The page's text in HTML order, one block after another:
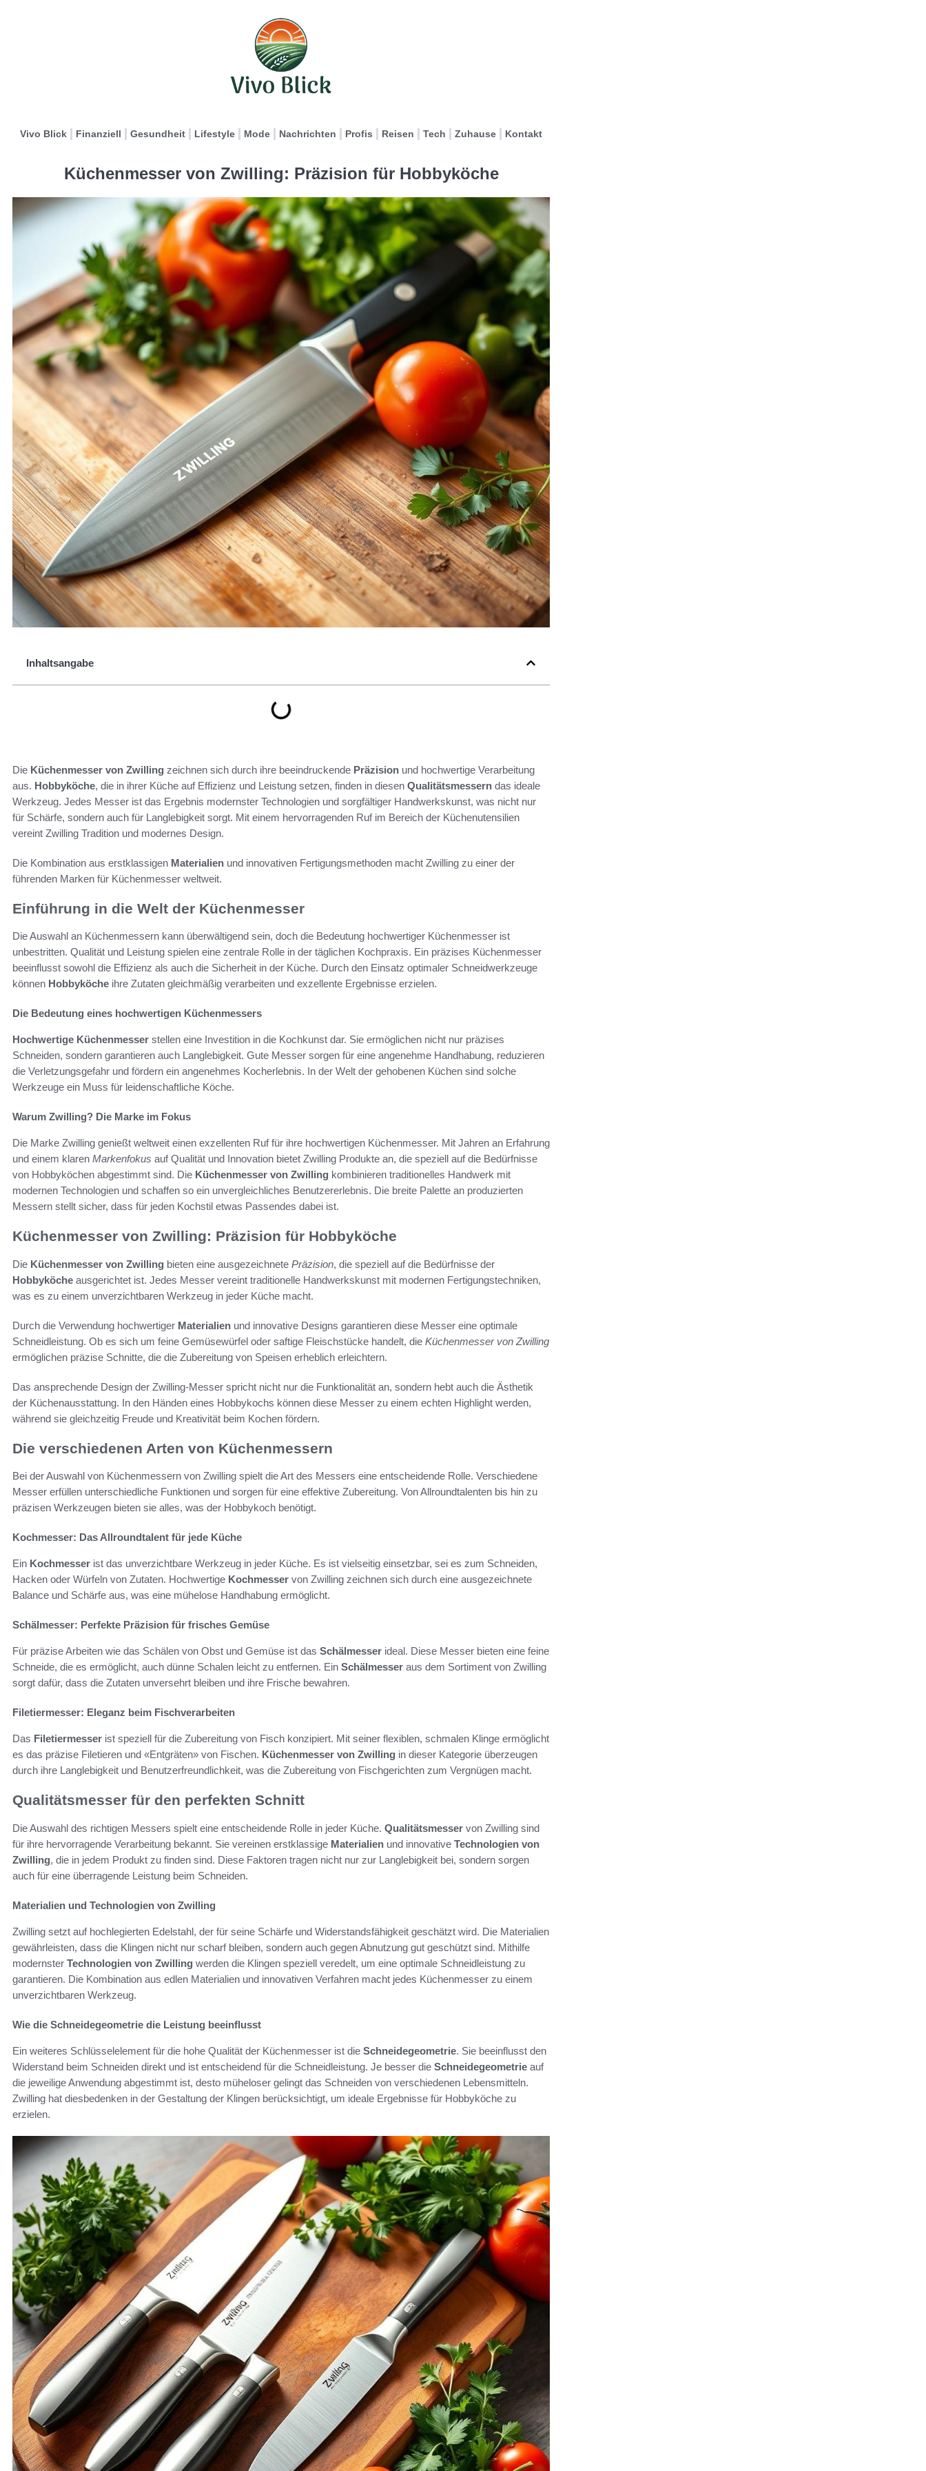
Vivo Blick Finanziell Gesundheit Lifestyle Mode Nachrichten Profis Reisen Tech Zuhause Kontakt
Küchenmesser von Zwilling: Präzision für Hobbyköche
Inhaltsangabe
Die Küchenmesser von Zwilling zeichnen sich durch ihre beeindruckende Präzision und hochwertige Verarbeitung
aus. Hobbyköche, die in ihrer Küche auf Effizienz und Leistung setzen, finden in diesen Qualitätsmessern das ideale
Werkzeug. Jedes Messer ist das Ergebnis modernster Technologien und sorgfältiger Handwerkskunst, was nicht nur
für Schärfe, sondern auch für Langlebigkeit sorgt. Mit einem hervorragenden Ruf im Bereich der Küchenutensilien
vereint Zwilling Tradition und modernes Design.
Die Kombination aus erstklassigen Materialien und innovativen Fertigungsmethoden macht Zwilling zu einer der
führenden Marken für Küchenmesser weltweit.
Einführung in die Welt der Küchenmesser
Die Auswahl an Küchenmessern kann überwältigend sein, doch die Bedeutung hochwertiger Küchenmesser ist
unbestritten. Qualität und Leistung spielen eine zentrale Rolle in der täglichen Kochpraxis. Ein präzises Küchenmesser
beeinflusst sowohl die Effizienz als auch die Sicherheit in der Küche. Durch den Einsatz optimaler Schneidwerkzeuge
können Hobbyköche ihre Zutaten gleichmäßig verarbeiten und exzellente Ergebnisse erzielen.
Die Bedeutung eines hochwertigen Küchenmessers
Hochwertige Küchenmesser stellen eine Investition in die Kochkunst dar. Sie ermöglichen nicht nur präzises
Schneiden, sondern garantieren auch Langlebigkeit. Gute Messer sorgen für eine angenehme Handhabung, reduzieren
die Verletzungsgefahr und fördern ein angenehmes Kocherlebnis. In der Welt der gehobenen Küchen sind solche
Werkzeuge ein Muss für leidenschaftliche Köche.
Warum Zwilling? Die Marke im Fokus
Die Marke Zwilling genießt weltweit einen exzellenten Ruf für ihre hochwertigen Küchenmesser. Mit Jahren an Erfahrung
und einem klaren Markenfokus auf Qualität und Innovation bietet Zwilling Produkte an, die speziell auf die Bedürfnisse
von Hobbyköchen abgestimmt sind. Die Küchenmesser von Zwilling kombinieren traditionelles Handwerk mit
modernen Technologien und schaffen so ein unvergleichliches Benutzererlebnis. Die breite Palette an produzierten
Messern stellt sicher, dass für jeden Kochstil etwas Passendes dabei ist.
Küchenmesser von Zwilling: Präzision für Hobbyköche
Die Küchenmesser von Zwilling bieten eine ausgezeichnete Präzision, die speziell auf die Bedürfnisse der
Hobbyköche ausgerichtet ist. Jedes Messer vereint traditionelle Handwerkskunst mit modernen Fertigungstechniken,
was es zu einem unverzichtbaren Werkzeug in jeder Küche macht.
Durch die Verwendung hochwertiger Materialien und innovative Designs garantieren diese Messer eine optimale
Schneidleistung. Ob es sich um feine Gemüsewürfel oder saftige Fleischstücke handelt, die Küchenmesser von Zwilling
ermöglichen präzise Schnitte, die die Zubereitung von Speisen erheblich erleichtern.
Das ansprechende Design der Zwilling-Messer spricht nicht nur die Funktionalität an, sondern hebt auch die Ästhetik
der Küchenausstattung. In den Händen eines Hobbykochs können diese Messer zu einem echten Highlight werden,
während sie gleichzeitig Freude und Kreativität beim Kochen fördern.
Die verschiedenen Arten von Küchenmessern
Bei der Auswahl von Küchenmessern von Zwilling spielt die Art des Messers eine entscheidende Rolle. Verschiedene
Messer erfüllen unterschiedliche Funktionen und sorgen für eine effektive Zubereitung. Von Allroundtalenten bis hin zu
präzisen Werkzeugen bieten sie alles, was der Hobbykoch benötigt.
Kochmesser: Das Allroundtalent für jede Küche
Ein Kochmesser ist das unverzichtbare Werkzeug in jeder Küche. Es ist vielseitig einsetzbar, sei es zum Schneiden,
Hacken oder Würfeln von Zutaten. Hochwertige Kochmesser von Zwilling zeichnen sich durch eine ausgezeichnete
Balance und Schärfe aus, was eine mühelose Handhabung ermöglicht.
Schälmesser: Perfekte Präzision für frisches Gemüse
Für präzise Arbeiten wie das Schälen von Obst und Gemüse ist das Schälmesser ideal. Diese Messer bieten eine feine
Schneide, die es ermöglicht, auch dünne Schalen leicht zu entfernen. Ein Schälmesser aus dem Sortiment von Zwilling
sorgt dafür, dass die Zutaten unversehrt bleiben und ihre Frische bewahren.
Filetiermesser: Eleganz beim Fischverarbeiten
Das Filetiermesser ist speziell für die Zubereitung von Fisch konzipiert. Mit seiner flexiblen, schmalen Klinge ermöglicht
es das präzise Filetieren und «Entgräten» von Fischen. Küchenmesser von Zwilling in dieser Kategorie überzeugen
durch ihre Langlebigkeit und Benutzerfreundlichkeit, was die Zubereitung von Fischgerichten zum Vergnügen macht.
Qualitätsmesser für den perfekten Schnitt
Die Auswahl des richtigen Messers spielt eine entscheidende Rolle in jeder Küche. Qualitätsmesser von Zwilling sind
für ihre hervorragende Verarbeitung bekannt. Sie vereinen erstklassige Materialien und innovative Technologien von
Zwilling, die in jedem Produkt zu finden sind. Diese Faktoren tragen nicht nur zur Langlebigkeit bei, sondern sorgen
auch für eine überragende Leistung beim Schneiden.
Materialien und Technologien von Zwilling
Zwilling setzt auf hochlegierten Edelstahl, der für seine Schärfe und Widerstandsfähigkeit geschätzt wird. Die Materialien
gewährleisten, dass die Klingen nicht nur scharf bleiben, sondern auch gegen Abnutzung gut geschützt sind. Mithilfe
modernster Technologien von Zwilling werden die Klingen speziell veredelt, um eine optimale Schneidleistung zu
garantieren. Die Kombination aus edlen Materialien und innovativen Verfahren macht jedes Küchenmesser zu einem
unverzichtbaren Werkzeug.
Wie die Schneidegeometrie die Leistung beeinflusst
Ein weiteres Schlüsselelement für die hohe Qualität der Küchenmesser ist die Schneidegeometrie. Sie beeinflusst den
Widerstand beim Schneiden direkt und ist entscheidend für die Schneidleistung. Je besser die Schneidegeometrie auf
die jeweilige Anwendung abgestimmt ist, desto müheloser gelingt das Schneiden von verschiedenen Lebensmitteln.
Zwilling hat diesbedenken in der Gestaltung der Klingen berücksichtigt, um ideale Ergebnisse für Hobbyköche zu
erzielen.